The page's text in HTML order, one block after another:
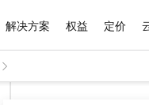
解决方案 权益 定价
精选产品
精选解决方案
普惠上云
产品定价
精选商城
成为销售伙伴
售前咨询
为什么选择阿里云